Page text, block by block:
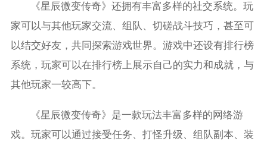
《星辰微变传奇》还拥有丰富多样的社交系统。玩
家可以与其他玩家交流、组队、切磋战斗技巧，甚至可
以结交好友，共同探索游戏世界。游戏中还设有排行榜
系统，玩家可以在排行榜上展示自己的实力和成就，与
其他玩家一较高下。
《星辰微变传奇》是一款玩法丰富多样的网络游
戏。玩家可以通过接受任务、打怪升级、组队副本、装